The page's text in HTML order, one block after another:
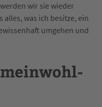
wir sie wieder
alles, was ich besitze, ein
umgehen und